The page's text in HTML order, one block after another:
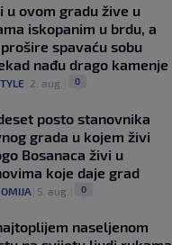
u ovom gradu žive u
iskopanim u brdu, a
spavaću sobu
nađu drago kamenje
| 2. aug. 0
posto stanovnika
grada u kojem živi
Bosanaca živi u
koje daje grad
5. aug. 0
naseljenom